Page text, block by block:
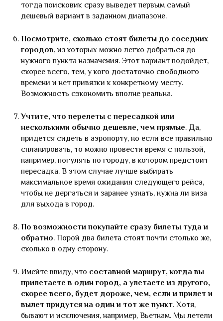
тогда поисковик сразу выведет первым самый
дешевый вариант в заданном диапазоне.
Посмотрите, сколько стоят билеты до соседних
городов, из которых можно легко добраться до
нужного пункта назначения. Этот вариант подойдет,
скорее всего, тем, у кого достаточно свободного
времени и нет привязки к конкретному месту.
Возможность сэкономить вполне реальна.
Учтите, что перелеты с пересадкой или
несколькими обычно дешевле, чем прямые. Да,
придется сидеть в аэропорту, но если все правильно
спланировать, то можно провести время с пользой,
например, погулять по городу, в котором предстоит
пересадка. В этом случае лучше выбирать
максимальное время ожидания следующего рейса,
чтобы не дергаться и заранее узнать, нужна ли виза
для выхода в город.
По возможности покупайте сразу билеты туда и
обратно. Порой два билета стоят почти столько же,
сколько в одну сторону.
Имейте ввиду, что составной маршрут, когда вы
прилетаете в один город, а улетаете из другого,
скорее всего, будет дороже, чем, если и прилет и
вылет придутся на один и тот же пункт. Хотя,
бывают и исключения, например, Вьетнам. Мы летели